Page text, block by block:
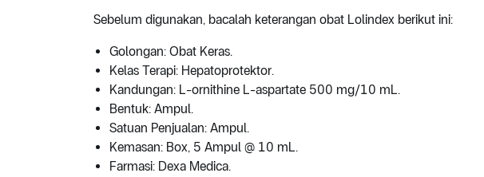
Sebelum digunakan, bacalah keterangan obat Lolindex berikut ini:
Golongan: Obat Keras.
Kelas Terapi: Hepatoprotektor.
Kandungan: L-ornithine L-aspartate 500 mg/10 mL.
Bentuk: Ampul.
Satuan Penjualan: Ampul.
Kemasan: Box, 5 Ampul @ 10 mL.
Farmasi: Dexa Medica.